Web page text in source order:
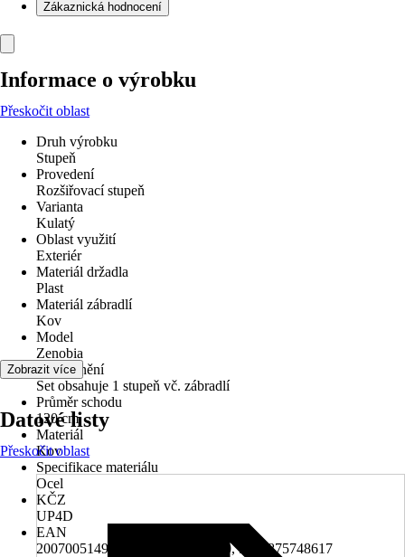
Zákaznická hodnocení
Informace o výrobku
Přeskočit oblast
Druh výrobku
Stupeň
Provedení
Rozšiřovací stupeň
Varianta
Kulatý
Oblast využití
Exteriér
Materiál držadla
Plast
Materiál zábradlí
Kov
Model
Zenobia
Upozornění
Set obsahuje 1 stupeň vč. zábradlí
Průměr schodu
120 cm
Materiál
Kov
Specifikace materiálu
Ocel
KČZ
UP4D
EAN
2007005149466, 4306517215170, 9004875748617
Zobrazit více
Datové listy
Přeskočit oblast